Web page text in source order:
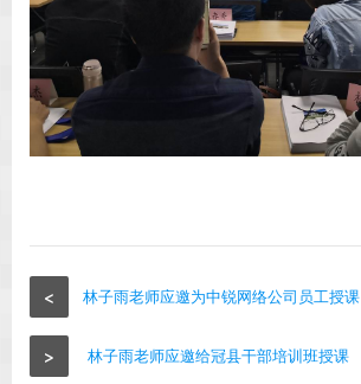
< 林子雨老师应邀为中锐网络公司员工授课
> 林子雨老师应邀给冠县干部培训班授课